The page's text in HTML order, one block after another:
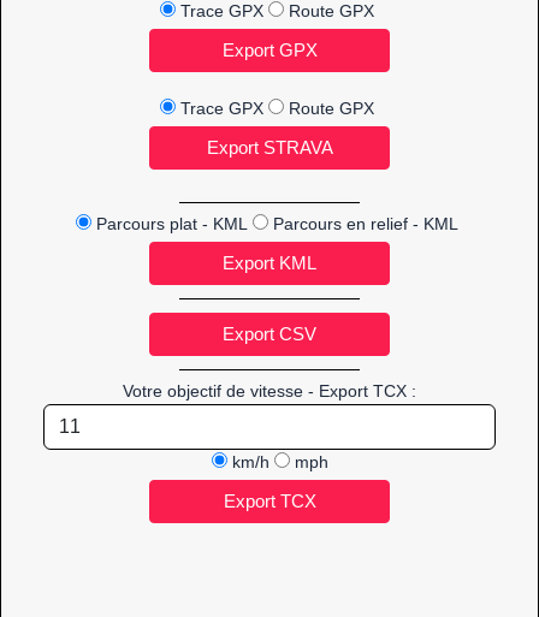
Trace GPX Route GPX
Trace GPX Route GPX
Parcours plat - KML Parcours en relief - KML
Votre objectif de vitesse - Export TCX :
km/h mph